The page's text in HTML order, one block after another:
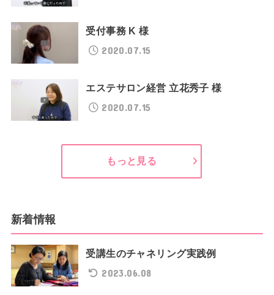
受付事務 K 様
2020.07.15
エステサロン経営 立花秀子 様
2020.07.15
もっと見る
新着情報
受講生のチャネリング実践例
2023.06.08